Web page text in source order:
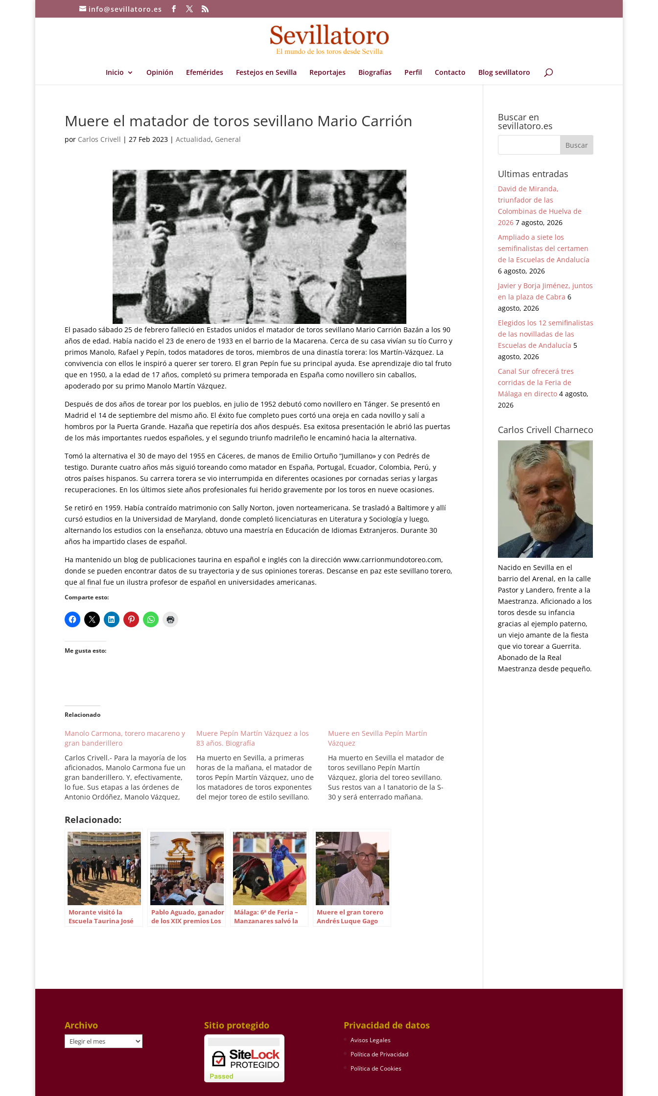
info@sevillatoro.es
Inicio Opinión Efemérides Festejos en Sevilla Reportajes Biografías Perfil Contacto Blog sevillatoro
Muere el matador de toros sevillano Mario Carrión
por Carlos Crivell | 27 Feb 2023 | Actualidad, General
El pasado sábado 25 de febrero falleció en Estados unidos el matador de toros sevillano Mario Carrión Bazán a los 90
años de edad. Había nacido el 23 de enero de 1933 en el barrio de la Macarena. Cerca de su casa vivían su tío Curro y
primos Manolo, Rafael y Pepín, todos matadores de toros, miembros de una dinastía torera: los Martín-Vázquez. La
convivencia con ellos le inspiró a querer ser torero. El gran Pepín fue su principal ayuda. Ese aprendizaje dio tal fruto
que en 1950, a la edad de 17 años, completó su primera temporada en España como novillero sin caballos,
apoderado por su primo Manolo Martín Vázquez.
Después de dos años de torear por los pueblos, en julio de 1952 debutó como novillero en Tánger. Se presentó en
Madrid el 14 de septiembre del mismo año. El éxito fue completo pues cortó una oreja en cada novillo y salí a
hombros por la Puerta Grande. Hazaña que repetiría dos años después. Esa exitosa presentación le abrió las puertas
de los más importantes ruedos españoles, y el segundo triunfo madrileño le encaminó hacia la alternativa.
Tomó la alternativa el 30 de mayo del 1955 en Cáceres, de manos de Emilio Ortuño “Jumillano» y con Pedrés de
testigo. Durante cuatro años más siguió toreando como matador en España, Portugal, Ecuador, Colombia, Perú, y
otros países hispanos. Su carrera torera se vio interrumpida en diferentes ocasiones por cornadas serias y largas
recuperaciones. En los últimos siete años profesionales fui herido gravemente por los toros en nueve ocasiones.
Se retiró en 1959. Había contraído matrimonio con Sally Norton, joven norteamericana. Se trasladó a Baltimore y allí
cursó estudios en la Universidad de Maryland, donde completó licenciaturas en Literatura y Sociología y luego,
alternando los estudios con la enseñanza, obtuvo una maestría en Educación de Idiomas Extranjeros. Durante 30
años ha impartido clases de español.
Ha mantenido un blog de publicaciones taurina en español e inglés con la dirección www.carrionmundotoreo.com,
donde se pueden encontrar datos de su trayectoria y de sus opiniones toreras. Descanse en paz este sevillano torero,
que al final fue un ilustra profesor de español en universidades americanas.
Comparte esto:
Me gusta esto:
Relacionado
Manolo Carmona, torero macareno y
gran banderillero
Carlos Crivell.- Para la mayoría de los
aficionados, Manolo Carmona fue un
gran banderillero. Y, efectivamente,
lo fue. Sus etapas a las órdenes de
Antonio Ordóñez, Manolo Vázquez,
Diego Puerta, dejaron sobre los
ruedos la huella imborrable de un
magnífico torero en sus funciones
de…
Muere Pepín Martín Vázquez a los
83 años. Biografía
Ha muerto en Sevilla, a primeras
horas de la mañana, el matador de
toros Pepín Martín Vázquez, uno de
los matadores de toros exponentes
del mejor toreo de estilo sevillano.
Valdepeñas. Alejado…
Muere en Sevilla Pepín Martín
Vázquez
Ha muerto en Sevilla el matador de
toros sevillano Pepín Martín
Vázquez, gloria del toreo sevillano.
Sus restos van a l tanatorio de la S-
30 y será enterrado mañana.
Relacionado:
Morante visitó la
Escuela Taurina José
Pablo Aguado, ganador
de los XIX premios Los
Málaga: 6ª de Feria –
Manzanares salvó la
Muere el gran torero
Andrés Luque Gago
Buscar en
sevillatoro.es
Ultimas entradas
David de Miranda,
triunfador de las
Colombinas de Huelva de
2026 7 agosto, 2026
Ampliado a siete los
semifinalistas del certamen
de la Escuelas de Andalucía
6 agosto, 2026
Javier y Borja Jiménez, juntos
en la plaza de Cabra 6
agosto, 2026
Elegidos los 12 semifinalistas
de las novilladas de las
Escuelas de Andalucía 5
agosto, 2026
Canal Sur ofrecerá tres
corridas de la Feria de
Málaga en directo 4 agosto,
2026
Carlos Crivell Charneco
Nacido en Sevilla en el
barrio del Arenal, en la calle
Pastor y Landero, frente a la
Maestranza. Aficionado a los
toros desde su infancia
gracias al ejemplo paterno,
un viejo amante de la fiesta
que vio torear a Guerrita.
Abonado de la Real
Maestranza desde pequeño.
Archivo
Archivo
Sitio protegido Privacidad de datos
Avisos Legales
Política de Privacidad
Política de Cookies